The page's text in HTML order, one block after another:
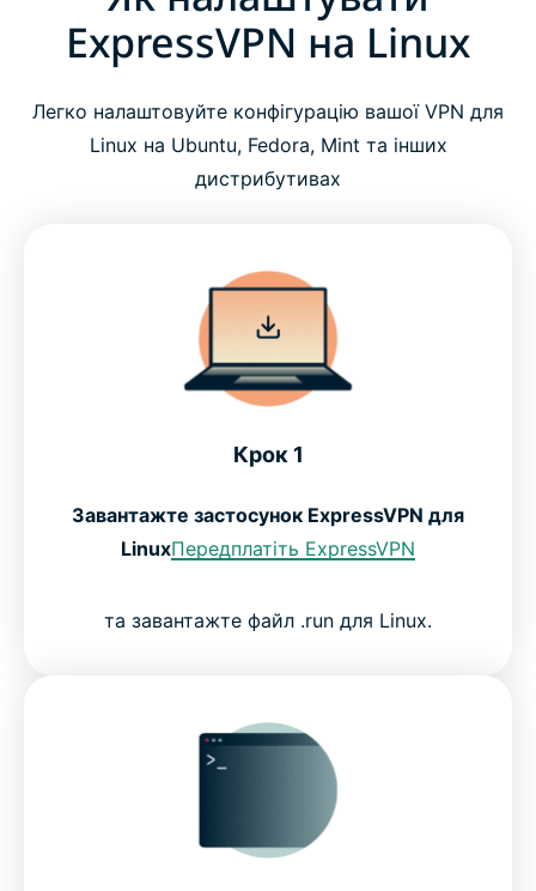
ExpressVPN на Linux
Легко налаштовуйте конфігурацію вашої VPN для
Linux на Ubuntu, Fedora, Mint та інших
дистрибутивах
Крок 1
Завантажте застосунок ExpressVPN для
LinuxПередплатіть ExpressVPN
та завантажте файл .run для Linux.